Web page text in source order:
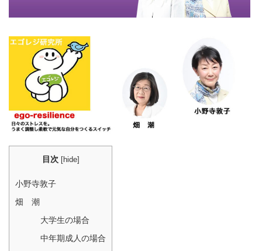
目次 [hide]
小野寺敦子
畑 潮
大学生の場合
中年期成人の場合